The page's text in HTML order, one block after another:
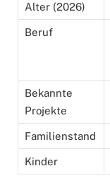
Alter (2026)
Beruf
Bekannte
Projekte
Familienstand
Kinder